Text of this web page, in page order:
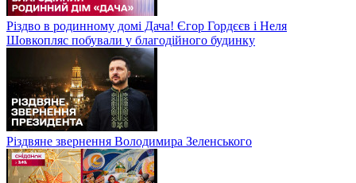
Різдво в родинному домі Дача! Єгор Гордєєв і Неля
Шовкопляс побували у благодійного будинку
Різдвяне звернення Володимира Зеленського